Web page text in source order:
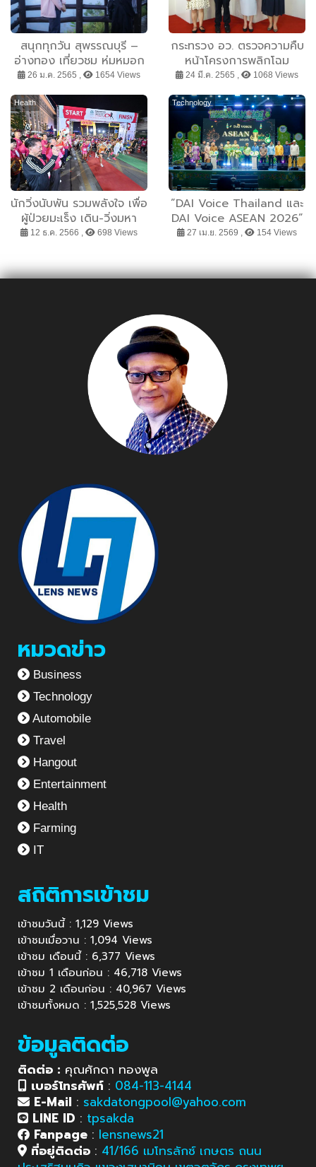
สนุกทุกวัน สุพรรณบุรี –
อ่างทอง เที่ยวชม ห่มหมอก
กอดหนาว ดูดาว @ ยอด
เขาเทวดา ณ อุทยานแห่ง
ชาติพุเตย อำเภอด่านช้าง
จังหวัดสุพรรณบุรี
26 ม.ค. 2565 , 1654 Views
กระทรวง อว. ตรวจความคืบ
หน้าโครงการพลิกโฉม
มหาวิทยาลัย มหาวิทยาลัย
แม่ฟ้าหลวง ผลความคืบหน้า
ไปกว่า 90 เปอร์เซ็นต์ ภาย
ใต้กลุ่มการพัฒนา Global
and Frontier Research
24 มี.ค. 2565 , 1068 Views
Health
นักวิ่งนับพัน รวมพลังใจ เพื่อ
ผู้ป่วยมะเร็ง เดิน-วิ่งมหา
กุศล นครธนมินิมาราธอน
12 ธ.ค. 2566 , 698 Views
Technology
”DAI Voice Thailand และ
DAI Voice ASEAN 2026”
ประสบความสำเร็จ ช่วยขับ
27 เม.ย. 2569 , 154 Views
หมวดข่าว
Business
Technology
Automobile
Travel
Hangout
Entertainment
Health
Farming
IT
สถิติการเข้าชม
เข้าชมวันนี้ : 1,129 Views
เข้าชมเมื่อวาน : 1,094 Views
เข้าชม เดือนนี้ : 6,377 Views
เข้าชม 1 เดือนก่อน : 46,718 Views
เข้าชม 2 เดือนก่อน : 40,967 Views
เข้าชมทั้งหมด : 1,525,528 Views
ข้อมูลติดต่อ
ติดต่อ : คุณศักดา ทองพูล
เบอร์โทรศัพท์ : 084-113-4144
E-Mail : sakdatongpool@yahoo.com
LINE ID : tpsakda
Fanpage : lensnews21
ที่อยู่ติดต่อ : 41/166 เมโทรลักซ์ เกษตร ถนน